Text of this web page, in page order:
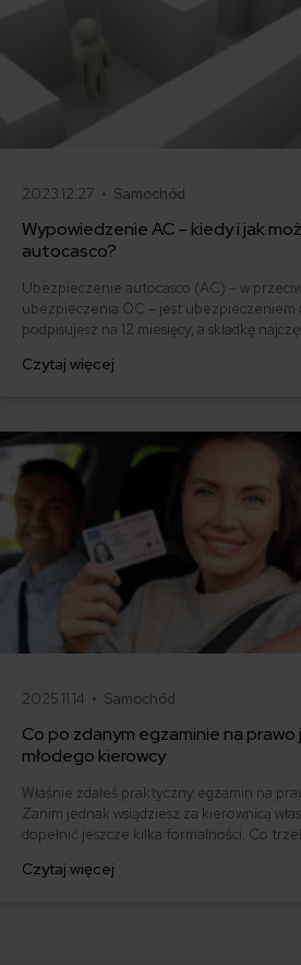
2023.12.27 • Samochód
Wypowiedzenie AC – kiedy i jak
autocasco?
Ubezpieczenie autocasco (AC) – w
ubezpieczenia OC – jest ubezpieczeniem
podpisujesz na 12 miesięcy, a składkę
ofertę lub zdecydowałeś się sprzedać
Czytaj więcej
2025.11.14 • Samochód
Co po zdanym egzaminie na prawo
młodego kierowcy
Właśnie zdałeś praktyczny egzamin na
Zanim jednak wsiądziesz za kierownicą
dopełnić jeszcze kilka formalności. Co
którym szybko załatwisz sprawy urzędowe i
Czytaj więcej